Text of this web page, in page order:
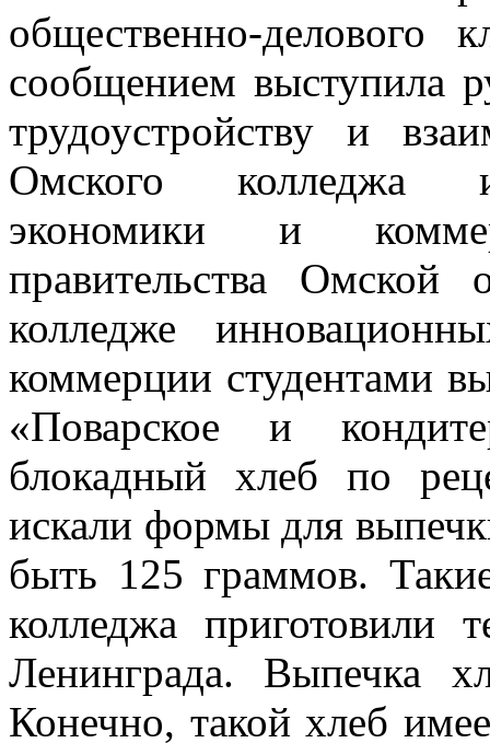
общественно-делового
сообщением выступила
трудоустройству и
Омского колледжа
экономики и
правительства
колледже
коммерции студентами
«Поварское и
блокадный хлеб по
искали формы для
быть 125 граммов.
колледжа приготовили
Ленинграда. Выпечка
Конечно, такой хлеб